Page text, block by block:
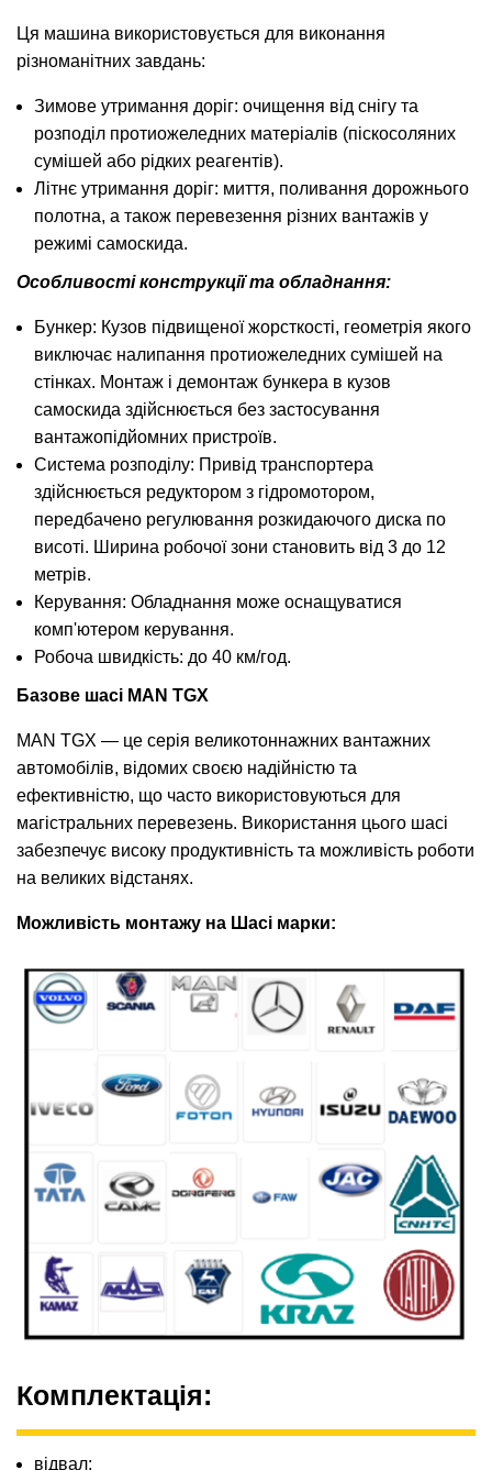
Ця машина використовується для виконання
різноманітних завдань:
Зимове утримання доріг: очищення від снігу та
розподіл протиожеледних матеріалів (піскосоляних
сумішей або рідких реагентів).
Літнє утримання доріг: миття, поливання дорожнього
полотна, а також перевезення різних вантажів у
режимі самоскида.
Особливості конструкції та обладнання:
Бункер: Кузов підвищеної жорсткості, геометрія якого
виключає налипання протиожеледних сумішей на
стінках. Монтаж і демонтаж бункера в кузов
самоскида здійснюється без застосування
вантажопідйомних пристроїв.
Система розподілу: Привід транспортера
здійснюється редуктором з гідромотором,
передбачено регулювання розкидаючого диска по
висоті. Ширина робочої зони становить від 3 до 12
метрів.
Керування: Обладнання може оснащуватися
комп'ютером керування.
Робоча швидкість: до 40 км/год.
Базове шасі MAN TGX
MAN TGX — це серія великотоннажних вантажних
автомобілів, відомих своєю надійністю та
ефективністю, що часто використовуються для
магістральних перевезень. Використання цього шасі
забезпечує високу продуктивність та можливість роботи
на великих відстанях.
Можливість монтажу на Шасі марки:
Комплектація:
відвал;